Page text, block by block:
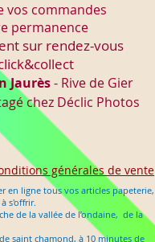
vos commandes
permanence
sur rendez-vous
Jaurès- Rive de Gier
chez Déclic Photos
générales de vente
en ligne tous vos articles papeterie,
s'offrir.
de la vallée de l’ondaine, de la
saint chamond, à 10 minutes de